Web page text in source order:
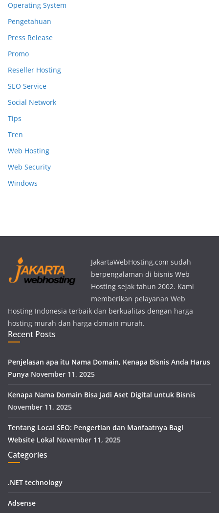
Operating System
Pengetahuan
Press Release
Promo
Reseller Hosting
SEO Service
Social Network
Tips
Tren
Web Hosting
Web Security
Windows
JakartaWebHosting.com sudah
berpengalaman di bisnis Web
Hosting sejak tahun 2002. Kami
memberikan pelayanan Web
Hosting Indonesia terbaik dan berkualitas dengan harga
hosting murah dan harga domain murah.
Recent Posts
Penjelasan apa itu Nama Domain, Kenapa Bisnis Anda Harus
Punya November 11, 2025
Kenapa Nama Domain Bisa Jadi Aset Digital untuk Bisnis
November 11, 2025
Tentang Local SEO: Pengertian dan Manfaatnya Bagi
Website Lokal November 11, 2025
Categories
.NET technology
Adsense